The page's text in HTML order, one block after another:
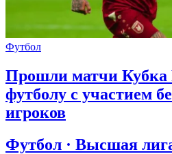
Футбол
Прошли матчи Кубка
футболу с участием
игроков
Футбол · Высшая